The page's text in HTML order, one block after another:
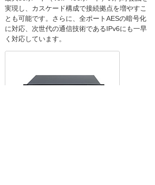
実現し、カスケード構成で接続拠点を増やすこ
とも可能です。さらに、全ポートAESの暗号化
に対応、次世代の通信技術であるIPv6にも一早
く対応しています。